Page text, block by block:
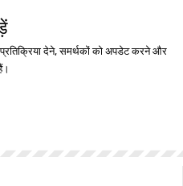
प्रतिक्रिया देने, समर्थकों को अपडेट करने और